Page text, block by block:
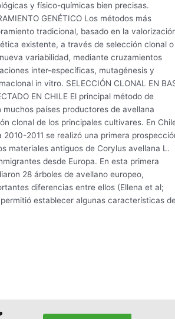
y físico-químicas bien precisas.
GENÉTICO Los métodos más
tradicional, basado en la
existente, a través de selección clonal o
variabilidad, mediante cruzamientos
inter-específicas, mutagénesis y
in vitro. SELECCIÓN CLONAL EN
EN CHILE El principal método de
muchos países productores de avellana
clonal de los principales cultivares. En
2011 se realizó una primera
materiales antiguos de Corylus avellana L.
desde Europa. En esta primera
28 árboles de avellano europeo,
diferencias entre ellos (Ellena et al;
establecer algunas características